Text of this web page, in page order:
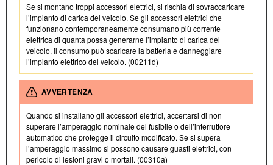
Se si montano troppi accessori elettrici, si rischia di sovraccaricare
l’impianto di carica del veicolo. Se gli accessori elettrici che
funzionano contemporaneamente consumano più corrente
elettrica di quanta possa generarne l’impianto di carica del
veicolo, il consumo può scaricare la batteria e danneggiare
l’impianto elettrico del veicolo. (00211d)
AVVERTENZA
Quando si installano gli accessori elettrici, accertarsi di non
superare l’amperaggio nominale del fusibile o dell’interruttore
automatico che protegge il circuito modificato. Se si supera
l’amperaggio massimo si possono causare guasti elettrici, con
pericolo di lesioni gravi o mortali. (00310a)